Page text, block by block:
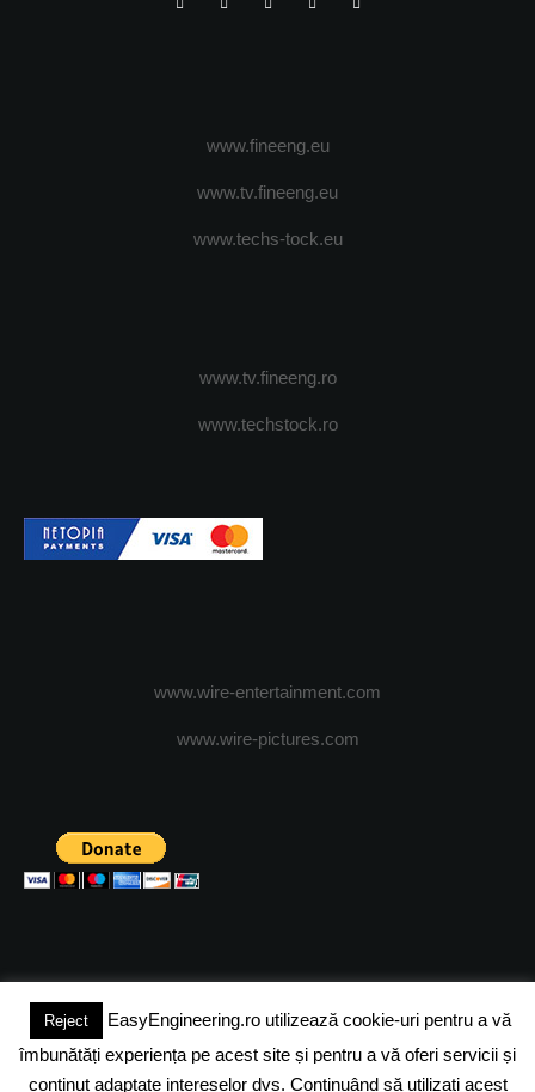
www.fineeng.eu
www.tv.fineeng.eu
www.techs-tock.eu
www.tv.fineeng.ro
www.techstock.ro
www.wire-entertainment.com
www.wire-pictures.com
(c) 2024 - FineEngineeringMagazine. All rights reserved.
DESPRE NOI ADVERTISING JOBS DESPRE COOKIES
Reject
EasyEngineering.ro utilizează cookie-uri pentru a vă
îmbunătăți experiența pe acest site și pentru a vă oferi servicii și
conținut adaptate intereselor dvs. Continuând să utilizați acest